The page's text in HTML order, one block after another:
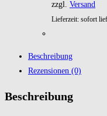
zzgl. Versand
Lieferzeit: sofort
Beschreibung
Rezensionen (0)
Beschreibung